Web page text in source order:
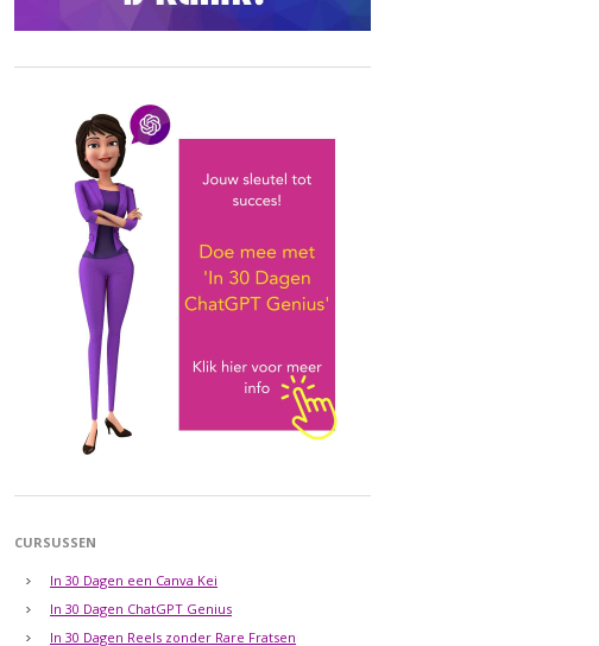
CURSUSSEN
In 30 Dagen een Canva Kei
In 30 Dagen ChatGPT Genius
In 30 Dagen Reels zonder Rare Fratsen